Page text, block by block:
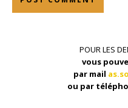
POUR LES
vous
par mail
ou par